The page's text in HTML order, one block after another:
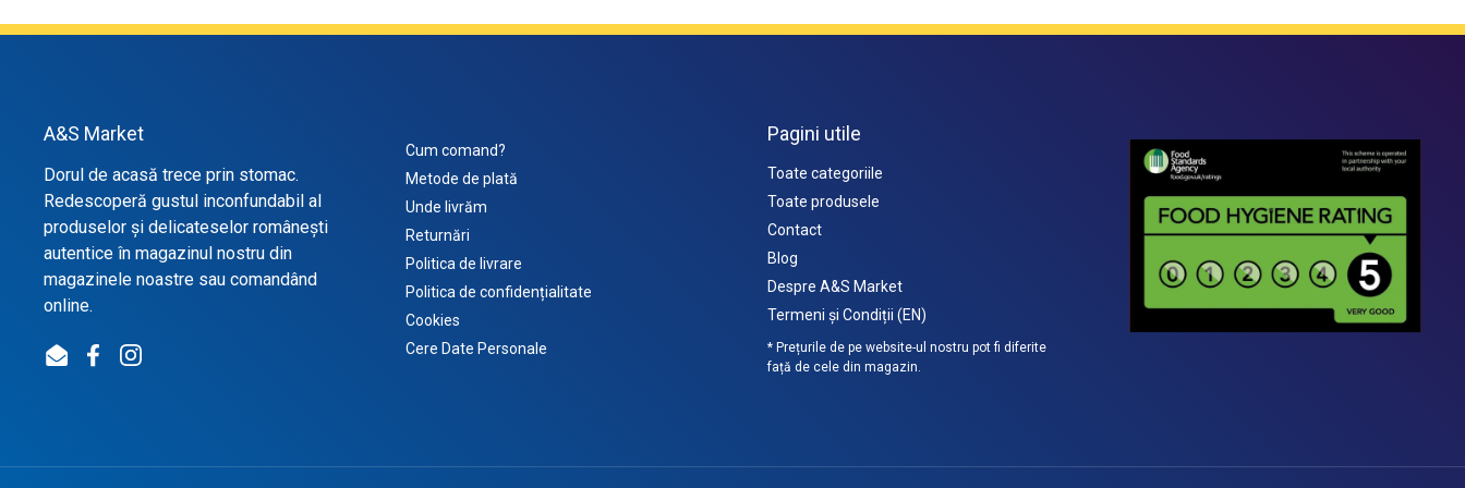
A&S Market
Dorul de acasă trece prin stomac.
Redescoperă gustul inconfundabil al
produselor și delicateselor românești
autentice în magazinul nostru din
magazinele noastre sau comandând
online.
EmailFacebookInstagram
Cum comand?
Metode de plată
Unde livrăm
Returnări
Politica de livrare
Politica de confidențialitate
Cookies
Cere Date Personale
Pagini utile
Toate categoriile
Toate produsele
Contact
Blog
Despre A&S Market
Termeni și Condiții (EN)
* Prețurile de pe website-ul nostru pot fi diferite
față de cele din magazin.